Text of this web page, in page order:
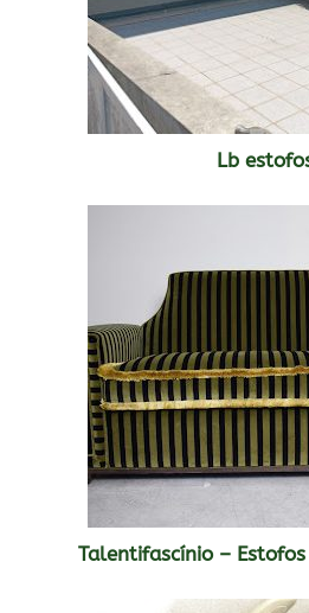
Lb
Talentifascínio –